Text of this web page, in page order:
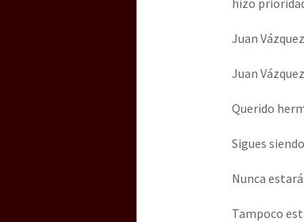
Juan
Juan
Querido
Sigues
Nunca
Tampoco